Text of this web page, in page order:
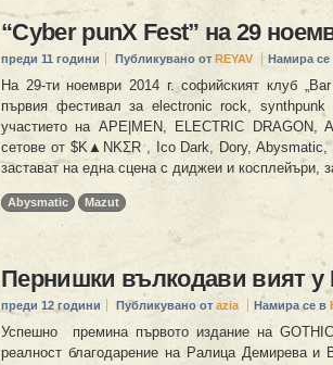
“Cyber punX Fest” на 29
преди 11 години Публикувано от REYAV Намира се
На 29-ти ноември 2014 г. софийският клуб
първия фестивал за electronic rock, synthpunk
участието на APE|MEN, ELECTRIC DRAGON,
сетове от $K▲NKΣR , Ico Dark, Dory, Abysmatic,
застават на една сцена с диджеи и косплейъри,
Abysmatic Mazut
Пернишки вълкодави вият у
преди 12 години Публикувано от azia Намира се в
Успешно премина първото издание на
реалност благодарение на Ралица Демирева и